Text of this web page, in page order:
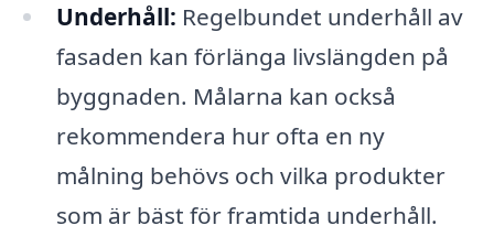
Underhåll: Regelbundet underhåll av
fasaden kan förlänga livslängden på
byggnaden. Målarna kan också
rekommendera hur ofta en ny
målning behövs och vilka produkter
som är bäst för framtida underhåll.